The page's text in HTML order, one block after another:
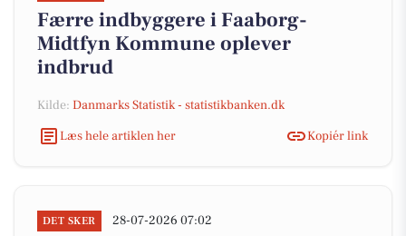
Færre indbyggere i Faaborg-
Midtfyn Kommune oplever
indbrud
Kilde: Danmarks Statistik - statistikbanken.dk
Læs hele artiklen her
Kopiér link
DET SKER 28-07-2026 07:02